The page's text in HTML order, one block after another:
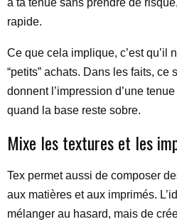
à ta tenue sans prendre de
rapide.
Ce que cela implique, c’est qu’il
“petits” achats. Dans les faits, ce
donnent l’impression d’une
quand la base reste sobre.
Mixe les textures et les
Tex permet aussi de composer
aux matières et aux imprimés.
mélanger au hasard, mais de